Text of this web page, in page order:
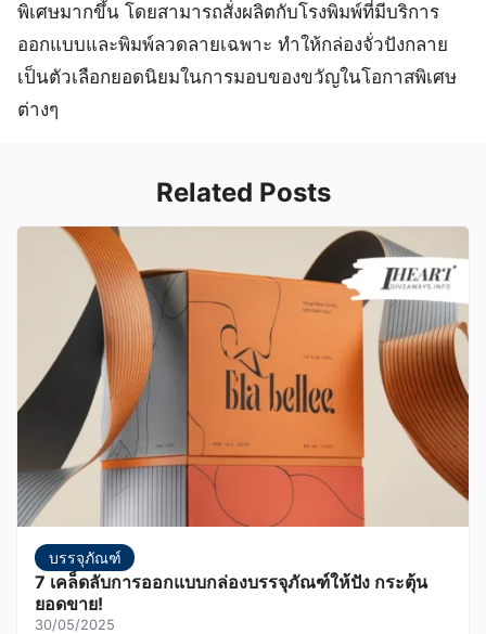
พิเศษมากขึ้น โดยสามารถสั่งผลิตกับโรงพิมพ์ที่มีบริการ
ออกแบบและพิมพ์ลวดลายเฉพาะ ทำให้กล่องจั่วปังกลาย
เป็นตัวเลือกยอดนิยมในการมอบของขวัญในโอกาสพิเศษ
ต่างๆ
Related Posts
บรรจุภัณฑ์
7 เคล็ดลับการออกแบบกล่องบรรจุภัณฑ์ให้ปัง กระตุ้น
ยอดขาย!
30/05/2025